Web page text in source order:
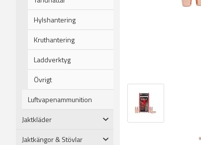
Hylshantering
Kruthantering
Laddverktyg
Övrigt
Luftvapenammunition
Jaktkläder
Jaktkängor & Stövlar